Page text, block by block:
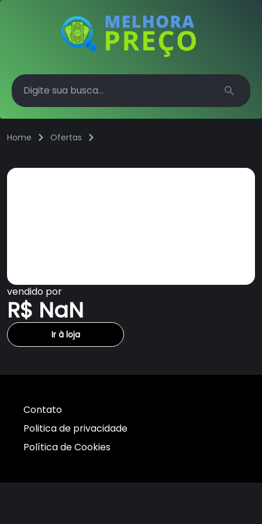
Search
Home Ofertas
vendido por
R$ NaN
Ir à loja
Contato
Politica de privacidade
Política de Cookies